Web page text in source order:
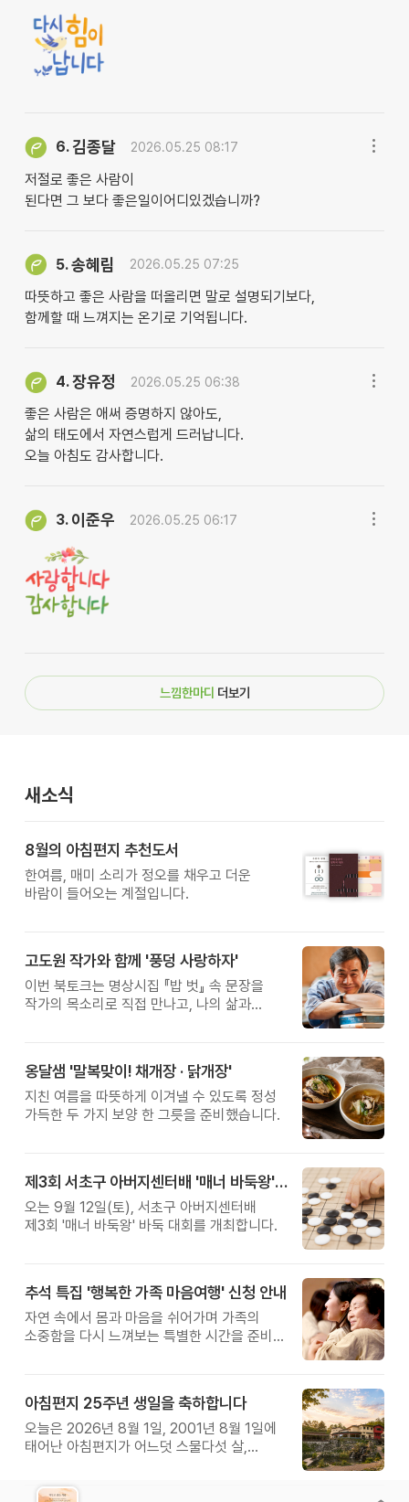
6.김종달 2026.05.25 08:17
저절로 좋은 사람이
된다면 그 보다 좋은일이어디있겠습니까?
5.송혜림 2026.05.25 07:25
따뜻하고 좋은 사람을 떠올리면 말로 설명되기보다,
함께할 때 느껴지는 온기로 기억됩니다.
4.장유정 2026.05.25 06:38
좋은 사람은 애써 증명하지 않아도,
삶의 태도에서 자연스럽게 드러납니다.
오늘 아침도 감사합니다.
3. 이준우 2026.05.25 06:17
느낌한마디 더보기
새소식
8월의 아침편지 추천도서
한여름, 매미 소리가 정오를 채우고 더운
바람이 들어오는 계절입니다.
고도원 작가와 함께 '풍덩 사랑하자'
이번 북토크는 명상시집 『밥 벗』 속 문장을
작가의 목소리로 직접 만나고, 나의 삶과
옹달샘 '말복맞이! 채개장 · 닭개장'
지친 여름을 따뜻하게 이겨낼 수 있도록 정성
가득한 두 가지 보양 한 그릇을 준비했습니다.
제3회 서초구 아버지센터배 '매너 바둑왕' 대회
오는 9월 12일(토), 서초구 아버지센터배
제3회 '매너 바둑왕' 바둑 대회를 개최합니다.
추석 특집 '행복한 가족 마음여행' 신청 안내
자연 속에서 몸과 마음을 쉬어가며 가족의
소중함을 다시 느껴보는 특별한 시간을 준비해
아침편지 25주년 생일을 축하합니다
오늘은 2026년 8월 1일, 2001년 8월 1일에
태어난 아침편지가 어느덧 스물다섯 살,